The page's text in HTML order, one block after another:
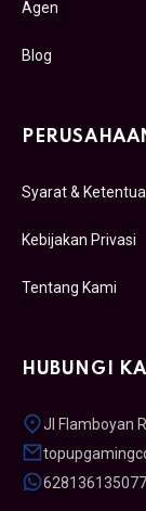
Agen
Blog
Syarat &
Kebijakan Privasi
Tentang Kami
HUBUNGI
Jl Flamboyan